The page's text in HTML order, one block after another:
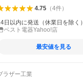
4.75（4件）
日以内に発送（休業日を除く）
ベスト電器Yahoo!店
最安値を見る
ラザー工業